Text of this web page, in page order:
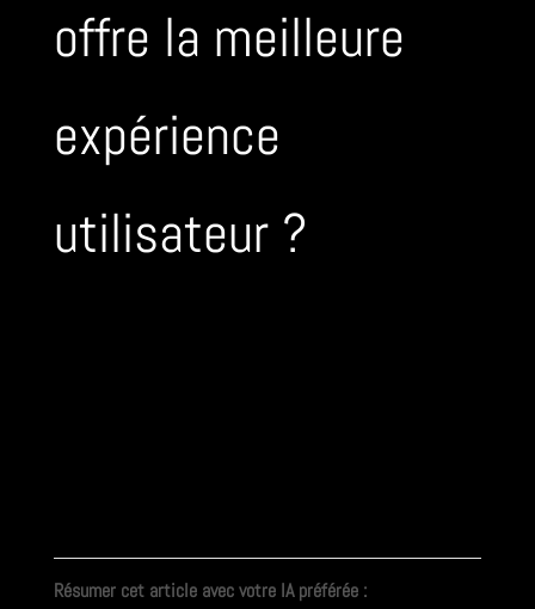
offre la meilleure
expérience
utilisateur ?
Résumer cet article avec votre IA préférée :